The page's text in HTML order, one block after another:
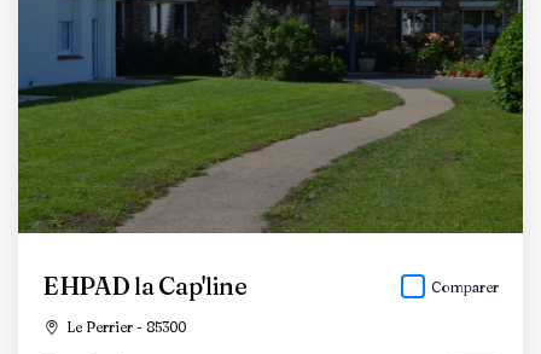
EHPAD la Cap'line
Le Perrier - 85300
Comparer